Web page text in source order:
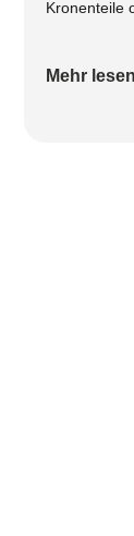
Kronenteile
Mehr